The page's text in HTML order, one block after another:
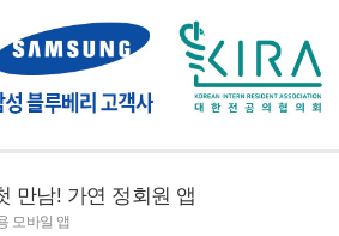
만남! 가연 정회원 앱
모바일 앱